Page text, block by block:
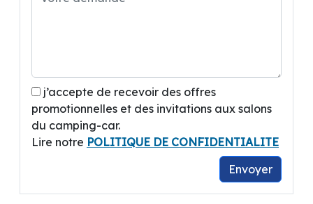
j’accepte de recevoir des offres
promotionnelles et des invitations aux salons
du camping-car.
Lire notre POLITIQUE DE CONFIDENTIALITE
Envoyer